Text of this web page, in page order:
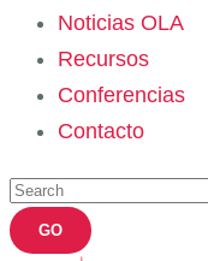
Noticias OLA
Recursos
Conferencias
Contacto